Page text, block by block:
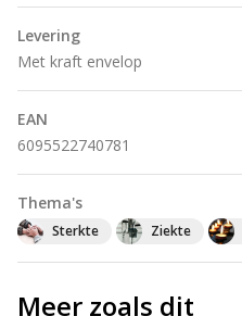
Levering
Met kraft envelop
EAN
6095522740781
Thema's
Sterkte Ziekte
Meer zoals dit